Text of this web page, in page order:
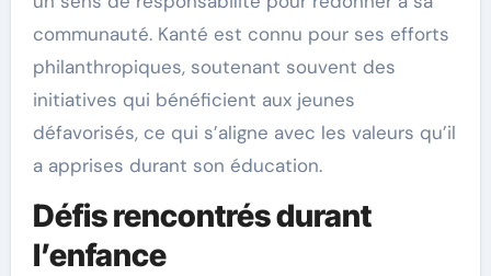
communauté. Kanté est connu pour ses efforts
philanthropiques, soutenant souvent des
initiatives qui bénéficient aux jeunes
défavorisés, ce qui s’aligne avec les valeurs qu’il
a apprises durant son éducation.
Défis rencontrés durant
l’enfance